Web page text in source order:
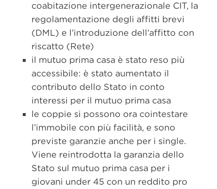
coabitazione intergenerazionale CIT, la
regolamentazione degli affitti brevi
(DML) e l’introduzione dell’affitto con
riscatto (Rete)
il mutuo prima casa è stato reso più
accessibile: è stato aumentato il
contributo dello Stato in conto
interessi per il mutuo prima casa
le coppie si possono ora cointestare
l’immobile con più facilità, e sono
previste garanzie anche per i single.
Viene reintrodotta la garanzia dello
Stato sul mutuo prima casa per i
giovani under 45 con un reddito pro